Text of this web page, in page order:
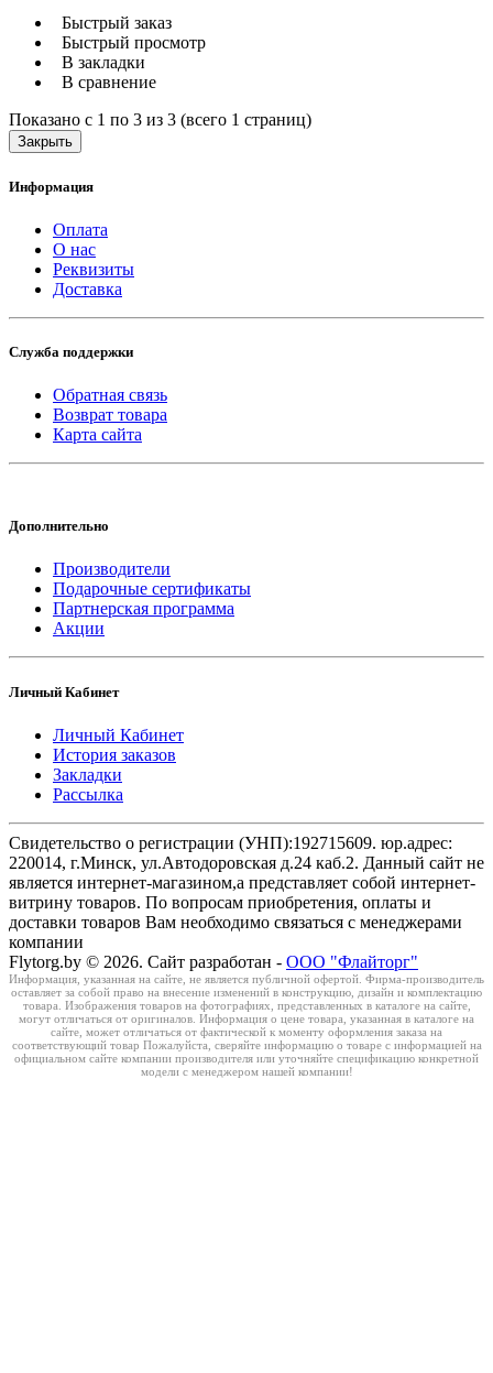
Быстрый заказ
Быстрый просмотр
В закладки
В сравнение
Показано с 1 по 3 из 3 (всего 1 страниц)
Закрыть
Информация
Оплата
О нас
Реквизиты
Доставка
Служба поддержки
Обратная связь
Возврат товара
Карта сайта
Дополнительно
Производители
Подарочные сертификаты
Партнерская программа
Акции
Личный Кабинет
Личный Кабинет
История заказов
Закладки
Рассылка
Свидетельство о регистрации (УНП):192715609. юр.адрес:
220014, г.Минск, ул.Автодоровская д.24 каб.2. Данный сайт не
является интернет-магазином,а представляет собой интернет-
витрину товаров. По вопросам приобретения, оплаты и
доставки товаров Вам необходимо связаться с менеджерами
компании
Flytorg.by © 2026. Сайт разработан - ООО "Флайторг"
Информация, указанная на сайте, не является публичной офертой. Фирма-производитель
оставляет за собой право на внесение изменений в конструкцию, дизайн и комплектацию
товара. Изображения товаров на фотографиях, представленных в каталоге на сайте,
могут отличаться от оригиналов. Информация о цене товара, указанная в каталоге на
сайте, может отличаться от фактической к моменту оформления заказа на
соответствующий товар Пожалуйста, сверяйте информацию о товаре с информацией на
официальном сайте компании производителя или уточняйте спецификацию конкретной
модели с менеджером нашей компании!